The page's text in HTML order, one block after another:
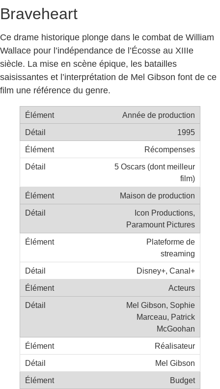
Braveheart
Ce drame historique plonge dans le combat de William
Wallace pour l’indépendance de l’Écosse au XIIIe
siècle. La mise en scène épique, les batailles
saisissantes et l’interprétation de Mel Gibson font de ce
film une référence du genre.
Année de production
1995
Récompenses
5 Oscars (dont meilleur
film)
Maison de production
Icon Productions,
Paramount Pictures
Plateforme de
streaming
Disney+, Canal+
Acteurs
Mel Gibson, Sophie
Marceau, Patrick
McGoohan
Réalisateur
Mel Gibson
Budget